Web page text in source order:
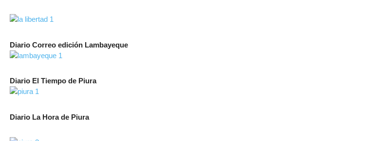
Diario Correo edición Lambayeque
Diario El Tiempo de Piura
Diario La Hora de Piura